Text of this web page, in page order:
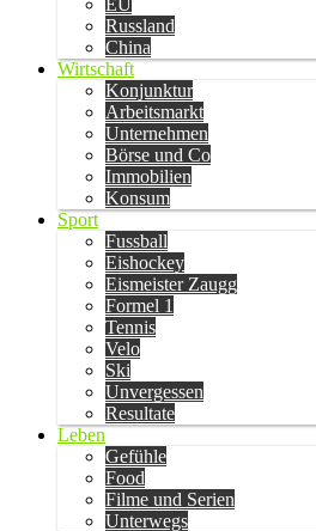
EU
Russland
China
Wirtschaft
Konjunktur
Arbeitsmarkt
Unternehmen
Börse und Co
Immobilien
Konsum
Sport
Fussball
Eishockey
Eismeister Zaugg
Formel 1
Tennis
Velo
Ski
Unvergessen
Resultate
Leben
Gefühle
Food
Filme und Serien
Unterwegs